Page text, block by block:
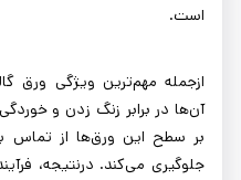
است.
ازجمله مهم‌ترین ویژگی ورق
آن‌ها در برابر زنگ زدن و
بر سطح این ورق‌ها از تماس
جلوگیری می‌کند. درنتیجه،